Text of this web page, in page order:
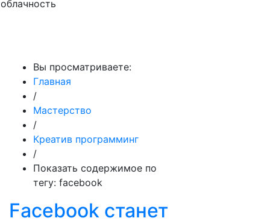
облачность
Вы просматриваете:
Главная
/
Мастерство
/
Креатив программинг
/
Показать содержимое по
тегу: facebook
Facebook станет